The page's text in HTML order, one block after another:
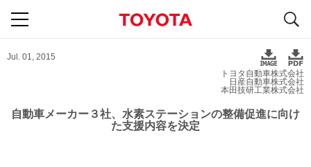
Jul. 01, 2015
トヨタ自動車株式会社
日産自動車株式会社
本田技研工業株式会社
自動車メーカー３社、水素ステーションの整備促進に向け
た支援内容を決定